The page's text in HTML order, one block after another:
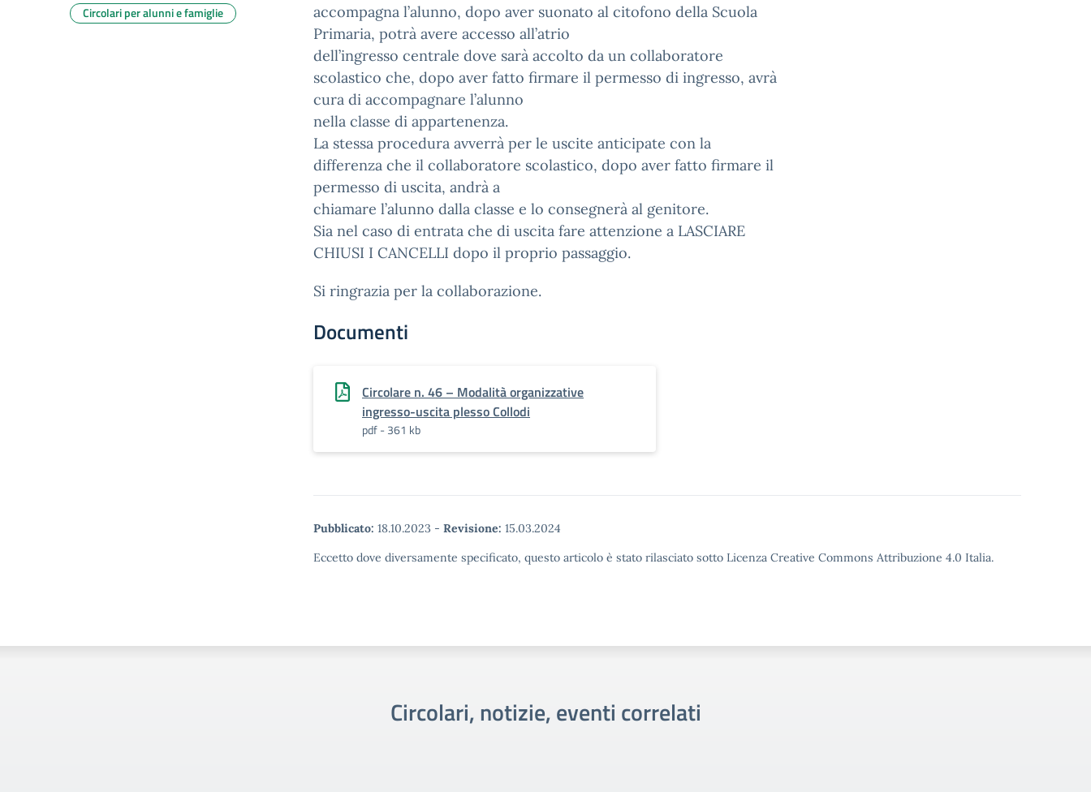
accompagna l’alunno, dopo aver suonato al citofono della Scuola
Primaria, potrà avere accesso all’atrio
dell’ingresso centrale dove sarà accolto da un collaboratore
scolastico che, dopo aver fatto firmare il permesso di ingresso, avrà
cura di accompagnare l’alunno
nella classe di appartenenza.
La stessa procedura avverrà per le uscite anticipate con la
differenza che il collaboratore scolastico, dopo aver fatto firmare il
permesso di uscita, andrà a
chiamare l’alunno dalla classe e lo consegnerà al genitore.
Sia nel caso di entrata che di uscita fare attenzione a LASCIARE
CHIUSI I CANCELLI dopo il proprio passaggio.
Si ringrazia per la collaborazione.
Documenti
Circolare n. 46 – Modalità organizzative
ingresso-uscita plesso Collodi
pdf - 361 kb
Pubblicato: 18.10.2023 - Revisione: 15.03.2024
Eccetto dove diversamente specificato, questo articolo è stato rilasciato sotto Licenza Creative Commons Attribuzione 4.0 Italia.
Circolari per alunni e famiglie
Circolari, notizie, eventi correlati